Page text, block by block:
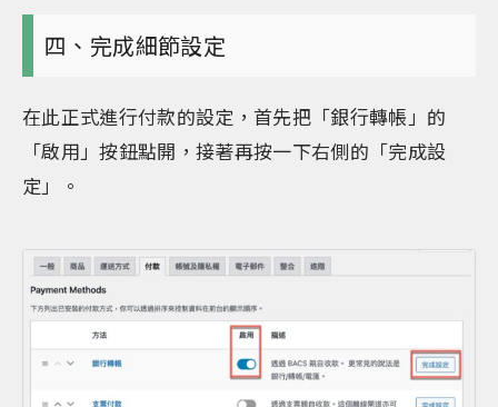
四、完成細節設定
在此正式進行付款的設定，首先把「銀行轉帳」的
「啟用」按鈕點開，接著再按一下右側的「完成設
定」。